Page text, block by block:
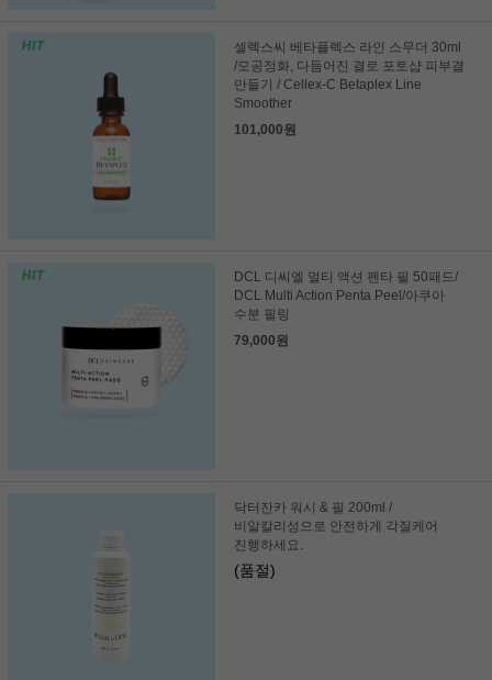
셀렉스씨 베타플렉스 라인 스무더 30ml
/모공정화, 다듬어진 결로 포토샵 피부결
만들기 / Cellex-C Betaplex Line
Smoother
101,000원
DCL 디씨엘 멀티 액션 펜타 필 50패드/
DCL Multi Action Penta Peel/아쿠아
수분 필링
79,000원
닥터잔카 워시 & 필 200ml /
비알칼리성으로 안전하게 각질케어
진행하세요.
(품절)